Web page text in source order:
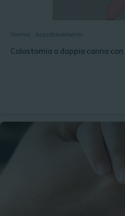
Stomia Approfondimento
Colostomia a doppia canna